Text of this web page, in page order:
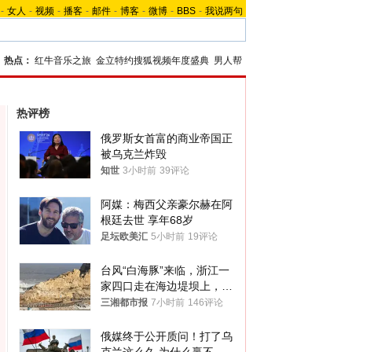
- 女人 - 视频 - 播客 - 邮件 - 博客 - 微博 - BBS - 我说两句
热点： 红牛音乐之旅 金立特约搜狐视频年度盛典 男人帮
热评榜
俄罗斯女首富的商业帝国正
被乌克兰炸毁
知世 3小时前 39评论
阿媒：梅西父亲豪尔赫在阿
根廷去世 享年68岁
足坛欧美汇 5小时前 19评论
台风“白海豚”来临，浙江一
家四口走在海边堤坝上，其
中9岁男孩被巨浪卷入海
三湘都市报 7小时前 146评论
俄媒终于公开质问！打了乌